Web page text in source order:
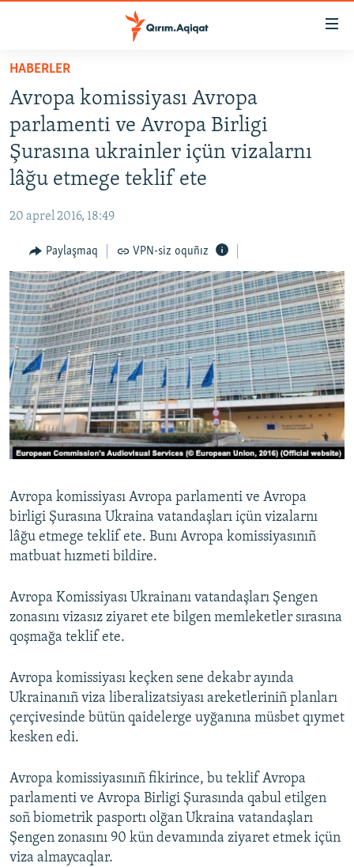
Esas
qaytmaq
Baş
navigatsiyağa
qaytmaq
Qıdıruvğa
SİYASET
İQTİSADİYAT
CEMİYET
İNSAN AQLARI
VİDEO
SÜRET
BLOGLAR
FİKİR
Русский
Українською
QOŞULIÑIZ!
RFE/RS bütün saytları
HABERLER
Avropa komissiyası Avropa
parlamenti ve Avropa Birligi
Şurasına ukrainler içün vizalarnı
lâğu etmege teklif ete
20 aprel 2016, 18:49
Paylaşmaq VPN-siz oquñız
Avropa komissiyası Avropa parlamenti ve Avropa
birligi Şurasına Ukraina vatandaşları içün vizalarnı
lâğu etmege teklif ete. Bunı Avropa komissiyasınıñ
matbuat hızmeti bildire.
Avropa Komissiyası Ukrainanı vatandaşları Şengen
zonasını vizasız ziyaret ete bilgen memleketler sırasına
qoşmağa teklif ete.
Avropa komissiyası keçken sene dekabr ayında
Ukrainanıñ viza liberalizatsiyası areketleriniñ planları
çerçivesinde bütün qaidelerge uyğanına müsbet qıymet
kesken edi.
Avropa komissiyasınıñ fikirince, bu teklif Avropa
parlamenti ve Avropa Birligi Şurasında qabul etilgen
soñ biometrik pasportı olğan Ukraina vatandaşları
Şengen zonasını 90 kün devamında ziyaret etmek içün
viza almaycaqlar.